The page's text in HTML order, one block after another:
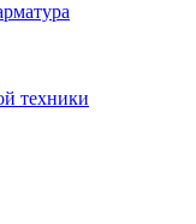
техники